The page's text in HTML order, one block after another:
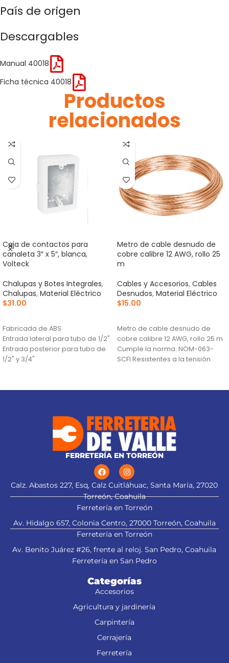
País de origen
Descargables
Manual 40018
Ficha técnica 40018
Productos
relacionados
Caja de contactos para
canaleta 3″ x 5″, blanca,
Volteck
Chalupas y Botes Integrales,
Chalupas, Material Eléctrico
$31.00
Fabricada de ABS
Entrada lateral para tubo de 1/2"
Entrada posterior para tubo de
1/2" y 3/4"
Metro de cable desnudo de
cobre calibre 12 AWG, rollo 25
m
Cables y Accesorios, Cables
Desnudos, Material Eléctrico
$15.00
Metro de cable desnudo de
cobre calibre 12 AWG, rollo 25 m
Cumple la norma: NOM-063-
SCFI Resistentes a la tensión
FERRETERÍA EN TORREÓN
Calz. Abastos 227, Esq, Calz Cuitláhuac, Santa María, 27020
Torreón, Coahuila
Ferretería en Torreón
Av. Hidalgo 657, Colonia Centro, 27000 Torreón, Coahuila
Ferretería en Torreón
Av. Benito Juárez #26, frente al reloj. San Pedro, Coahuila
Ferretería en San Pedro
Categorías
Accesorios
Agricultura y jardinería
Carpintería
Cerrajería
Ferretería